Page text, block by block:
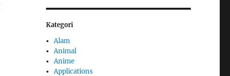
Kategori
Alam
Animal
Anime
Applications